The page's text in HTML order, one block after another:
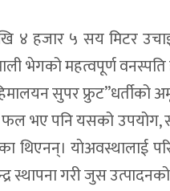
४ हजार ५ सय मिटर
भेगको महत्वपूर्ण
सुपर फ्रुट”धर्तीको
भए पनि यसको उपयोग,
याेअवस्थालाई
स्थापना गरी जुस